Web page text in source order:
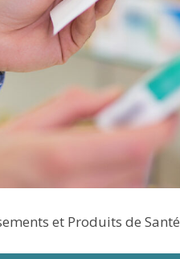
et Produits de Santé